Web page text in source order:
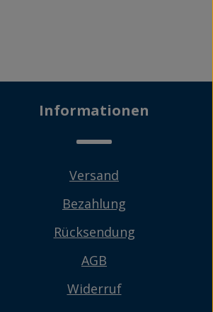
Informationen
Versand
Bezahlung
Rücksendung
AGB
Widerruf